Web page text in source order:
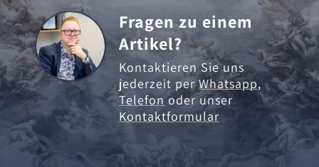
Fragen zu einem
Artikel?
Kontaktieren Sie uns
jederzeit perWhatsapp,
Telefonoder unser
Kontaktformular